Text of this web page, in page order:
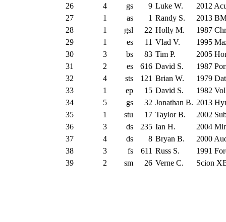
26
4 gs 9 Luke W.
2012
27
1 as 1 Randy S.
2013
28
1 gsl 22 Holly M.
1987
29
1 es 11 Vlad V.
1995
30
3 bs 83 Tim P.
2005
31
2 es 616 David S.
1987
32
4 sts 121 Brian W.
1979
33
1 ep 15 David S.
1982
34
5 gs 32 Jonathan B. 2013
35
1 stu 17 Taylor B.
2002
36
3 ds 235 Ian H.
2004
37
4 ds 8 Bryan B.
2000
38
3 fs 611 Russ S.
1991
39
2 sm 26 Verne C. Scion